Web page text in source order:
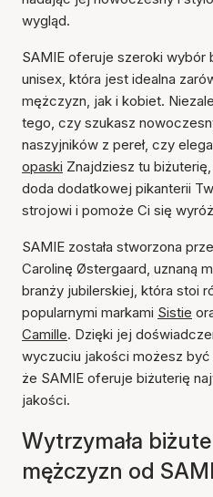
wygląd.
SAMIE oferuje szeroki wybór
unisex, która jest idealna
mężczyzn, jak i kobiet.
tego, czy szukasz
naszyjników z pereł, czy
opaski Znajdziesz tu
doda dodatkowej pikanterii
strojowi i pomoże Ci się
SAMIE została stworzona
Carolinę Østergaard, uznaną
branży jubilerskiej, która stoi
popularnymi markami Sistie
Camille. Dzięki jej
wyczuciu jakości możesz być
że SAMIE oferuje biżuterię
jakości.
Wytrzymała
mężczyzn od